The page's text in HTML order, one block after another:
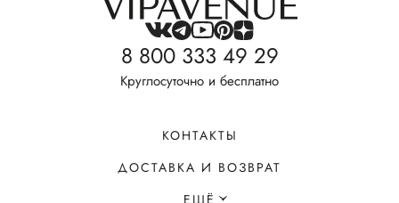
8 800 333 49 29
Круглосуточно и бесплатно
КОНТАКТЫ
ДОСТАВКА И ВОЗВРАТ
ЕЩЁ